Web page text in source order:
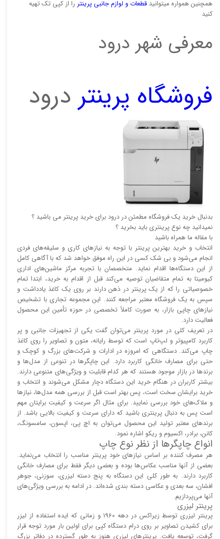
همچنین همواره میتوانید قطعات و لوازم جانبی پرینتر را از کپی تک تهیه
کنید
معرفی شهر درود
فروشگاه پرینتر درود
بدنبال خرید یک فروشگاه مطمئن در درود برای خرید پرینتر می باشید ؟
نمیدانید چه نوع پرینتری باید بخرید ؟
با مقاله ما همراه باشید
انتخاب و خرید بهترین پرینتر با توجه به نیاز‌‌های کاری و سلیقه‌های فردی
انجام می‌شود و بی شک کسی در این راه موفق خواهد شد که با آگاهی کامل
از این دستگاه‌ها اقدام نماید. متخصصان با تجربه مرکز ماشین‌های اداری
کیومیتا به تمام متقاضیان توصیه می‌کند قبل از اقدام به خرید، ابتدا تمام
خصوصیاتی را که از یک پرینتر در ذهن دارند بر روی یک کاغذ یادداشت و
سپس به یک فروشگاه معتبر مراجعه کنند. این مجموعه تجاری با تشخیص
نیاز‌‌های چاپی بازار، به صورت کاملاً تخصصی در حوزه تأمین این محصول
فعالیت دارد.
در تعریف کلی در مورد پرینتر می‌توان گفت یکی از تجهیزات جانبی و پر
کاربرد کامپیوتر و لپ‌تاپ است که توسط رایانه، متون و تصاویر را روی کاغذ
چاپ می‌کند. دستگاهی که امروزه در ادارات و شرکت‌های بزرگ و کوچک و
حتی برای مصارف خانگی کاربرد دارد. این چاپگر‌ها در تنوعی از مدل‌ها و
برند‌ها در بازار موجود هستند که هر کدام قابلیت و ویژگی‌های متنوعی دارند.
بیشتر کاربران در هنگام خرید این دستگاه دچار مشکل می‌شوند و انتخاب و
خرید برایشان سخت است، پس بهتر است قبل از بررسی همه مدل‌ها، نیاز‌ها
و ملاک‌های خود بررسی نمایید. برای مثال اگر سرعت و کیفیت برایتان مهم
است پس به دنبال پرینتری باشید که دارای سرعت و کیفیت بالایی باشد. از
برند‌های معتبر تولید این محصول می‌توان به اچ پی، اپسون، سامسونگ،
کانن، برادر، اکسیوم و ریکو اشاره نمود.
انواع چاپگر‌ها از نظر نوع چاپ
هر مصرف کننده بر اساس نیاز‌های خود پرینتر مناسب را انتخاب می‌نماید.
بعضی از آنها مناسب عکاس‌ها بوده و بعضی دیگر فقط برای مصارف خانگی
کاربرد دارند. به طور کلی این دستگاه به پنج دسته لیزری، سوزنی، جوهر
افشان، سه بعدی و عکاسی دسته بندی شده‌اند. در ادامه به بررسی ویژگی‌های
آنها می‌پردازیم.
پرینتر لیزری
پرینتر لیزری توسط زیراکس در دهه 1960 و زمانی که ایده استفاده از لیزر
برای کشیدن تصاویر بر روی درام دستگاه کپی برای اولین بار مورد توجه قرار
گرفت، توسعه یافت. پرینتر‌های لیزری هنوز به طور گسترده در دفاتر بزرگ